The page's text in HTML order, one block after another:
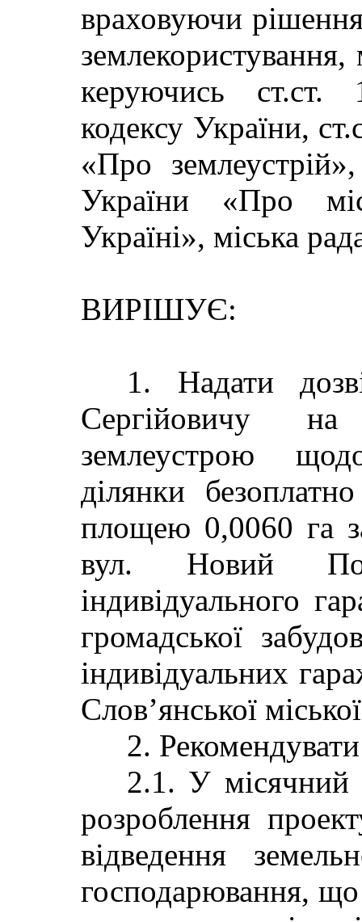
враховуючи рішення
землекористування,
керуючись ст.ст.
кодексу України,
«Про
України «Про
Україні», міська
ВИРІШУЄ:
1. Надати
Сергійовичу
землеустрою
ділянки
площею 0,0060 га
вул. Новий
індивідуального
громадської
індивідуальних
Слов’янської
2.
2.1. У місячний
розроблення
відведення
господарювання,